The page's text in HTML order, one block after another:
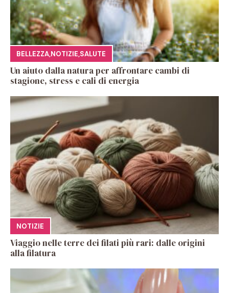
BELLEZZA,NOTIZIE,SALUTE
Un aiuto dalla natura per affrontare cambi di
stagione, stress e cali di energia
NOTIZIE
Viaggio nelle terre dei filati più rari: dalle origini
alla filatura